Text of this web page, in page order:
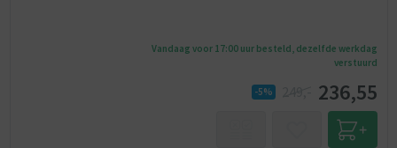
Vandaag voor 17:00 uur besteld, dezelfde werkdag
verstuurd
-5% 236,55